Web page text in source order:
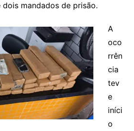
mandados de prisão.
A
oco
rrên
cia
tev
e
iníci
o